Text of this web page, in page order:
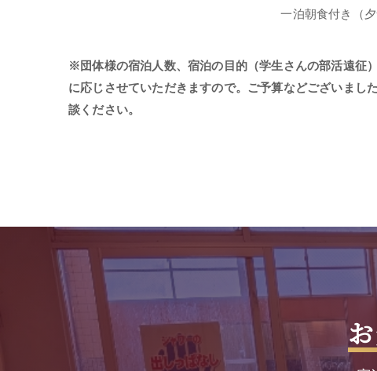
一泊朝食付き（夕
※ 団体様の宿泊人数、宿泊の目的（学生さんの部活遠征
に応じさせていただきますので。ご予算などございまし
談ください。